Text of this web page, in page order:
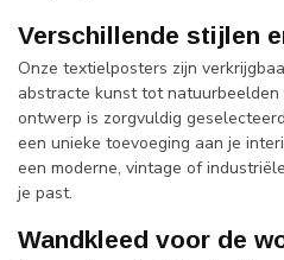
Verschillende stijlen
Onze textielposters zijn
abstracte kunst tot
ontwerp is zorgvuldig
een unieke toevoeging aan je
een moderne, vintage of
je past.
Wandkleed voor de